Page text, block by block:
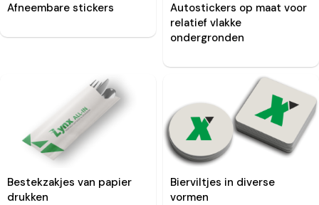
Afneembare stickers
Autostickers op maat voor
relatief vlakke
ondergronden
Bestekzakjes van papier
drukken
Bierviltjes in diverse
vormen